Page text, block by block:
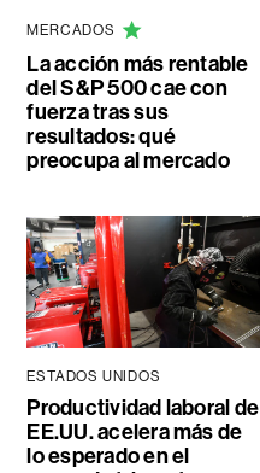
MERCADOS
La acción más rentable
del S&P 500 cae con
fuerza tras sus
resultados: qué
preocupa al mercado
ESTADOS UNIDOS
Productividad laboral de
EE.UU. acelera más de
lo esperado en el